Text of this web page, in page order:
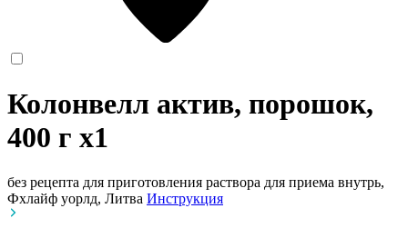
Колонвелл актив, порошок,
400 г x1
без рецепта для приготовления раствора для приема внутрь,
Фхлайф уорлд, Литва Инструкция